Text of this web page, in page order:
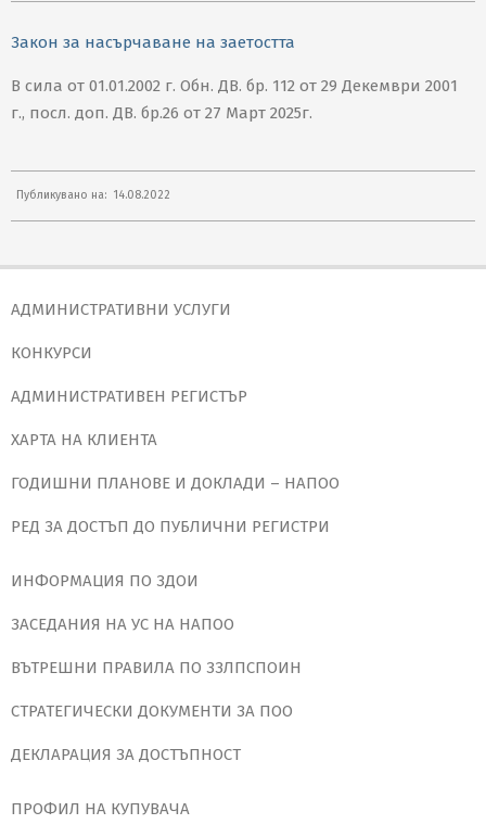
Закон за насърчаване на заетостта
В сила от 01.01.2002 г. Обн. ДВ. бр. 112 от 29 Декември 2001
г., посл. доп. ДВ. бр.26 от 27 Март 2025г.
Публикувано на: 14.08.2022
АДМИНИСТРАТИВНИ УСЛУГИ
КОНКУРСИ
АДМИНИСТРАТИВЕН РЕГИСТЪР
ХАРТА НА КЛИЕНТА
ГОДИШНИ ПЛАНОВЕ И ДОКЛАДИ – НАПОО
РЕД ЗА ДОСТЪП ДО ПУБЛИЧНИ РЕГИСТРИ
ИНФОРМАЦИЯ ПО ЗДОИ
ЗАСЕДАНИЯ НА УС НА НАПОО
ВЪТРЕШНИ ПРАВИЛА ПО ЗЗЛПСПОИН
СТРАТЕГИЧЕСКИ ДОКУМЕНТИ ЗА ПОО
ДЕКЛАРАЦИЯ ЗА ДОСТЪПНОСТ
ПРОФИЛ НА КУПУВАЧА